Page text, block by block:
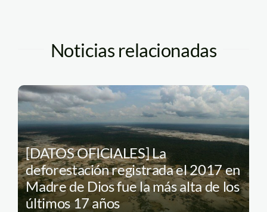
Noticias relacionadas
[DATOS OFICIALES] La
deforestación registrada el 2017 en
Madre de Dios fue la más alta de los
últimos 17 años